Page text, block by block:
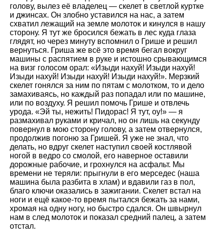
голову, вылез её владелец — скелет в светлой куртке
и джинсах. Он злобно уставился на нас, а затем
схватил лежащий на земле молоток и кинулся в нашу
сторону. Я тут же бросился бежать в лес куда глаза
глядят, но через минуту вспомнил о Грише и решил
вернуться. Гриша же всё это время бегал вокруг
машины с распятием в руке и истошно срывающимся
на визг голосом орал: «Изыди нахуй! Изыди нахуй!
Изыди нахуй! Изыди нахуй! Изыди нахуй!». Мерзкий
скелет гонялся за ним по пятам с молотком, то и дело
замахиваясь, но каждый раз попадал или по машине,
или по воздуху. Я решил помочь Грише и отвлечь
урода. «Эй ты, нежить! Пидорас! Я тут, оу!» — я
размахивал руками и кричал, но он лишь на секунду
повернул в мою сторону голову, а затем отвернулся,
продолжив погоню за Гришей. Я уже не знал, что
делать, но вдруг скелет наступил своей костлявой
ногой в ведро со смолой, его наверное оставили
дорожные рабочие, и грохнулся на асфальт. Мы
времени не теряли: прыгнули в его мерседес (наша
машина была разбита в хлам) и вдавили газ в пол,
благо ключи оказались в зажигании. Скелет встал на
ноги и ещё какое-то время пытался бежать за нами,
хромая на одну ногу, но быстро сдался. Он швырнул
нам в след молоток и показал средний палец, а затем
отстал.